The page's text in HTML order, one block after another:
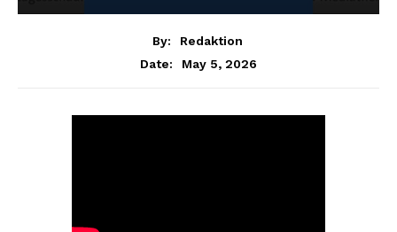
By:
Redaktion
Date:
May 5, 2026